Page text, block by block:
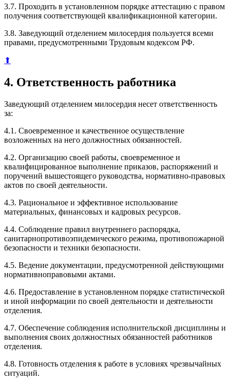
3.7. Проходить в установленном порядке аттестацию с правом
получения соответствующей квалификационной категории.
3.8. Заведующий отделением милосердия пользуется всеми
правами, предусмотренными Трудовым кодексом РФ.
⬆
4. Ответственность работника
Заведующий отделением милосердия несет ответственность
за:
4.1. Своевременное и качественное осуществление
возложенных на него должностных обязанностей.
4.2. Организацию своей работы, своевременное и
квалифицированное выполнение приказов, распоряжений и
поручений вышестоящего руководства, нормативно-правовых
актов по своей деятельности.
4.3. Рациональное и эффективное использование
материальных, финансовых и кадровых ресурсов.
4.4. Соблюдение правил внутреннего распорядка,
санитарнопротивоэпидемического режима, противопожарной
безопасности и техники безопасности.
4.5. Ведение документации, предусмотренной действующими
нормативноправовыми актами.
4.6. Предоставление в установленном порядке статистической
и иной информации по своей деятельности и деятельности
отделения.
4.7. Обеспечение соблюдения исполнительской дисциплины и
выполнения своих должностных обязанностей работников
отделения.
4.8. Готовность отделения к работе в условиях чрезвычайных
ситуаций.